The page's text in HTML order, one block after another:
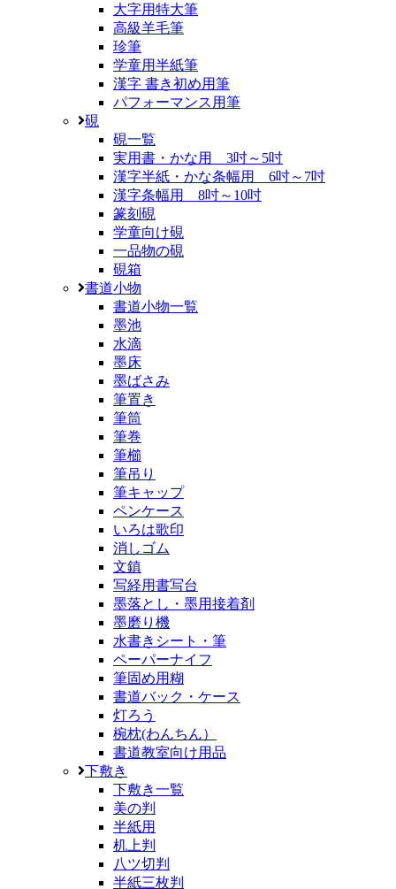
大字用特大筆
高級羊毛筆
珍筆
学童用半紙筆
漢字 書き初め用筆
パフォーマンス用筆
硯
硯一覧
実用書・かな用 3吋～5吋
漢字半紙・かな条幅用 6吋～7吋
漢字条幅用 8吋～10吋
篆刻硯
学童向け硯
一品物の硯
硯箱
書道小物
書道小物一覧
墨池
水滴
墨床
墨ばさみ
筆置き
筆筒
筆巻
筆櫛
筆吊り
筆キャップ
ペンケース
いろは歌印
消しゴム
文鎮
写経用書写台
墨落とし・墨用接着剤
墨磨り機
水書きシート・筆
ペーパーナイフ
筆固め用糊
書道バック・ケース
灯ろう
椀枕(わんちん）
書道教室向け用品
下敷き
下敷き一覧
美の判
半紙用
机上判
八ツ切判
半紙三枚判